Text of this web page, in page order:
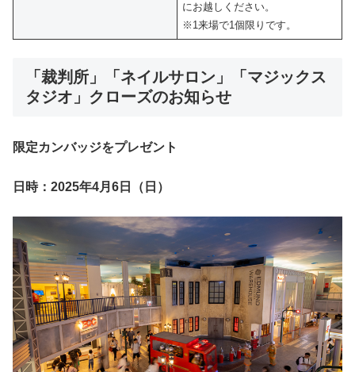
にお越しください。
※1来場で1個限りです。
「裁判所」「ネイルサロン」「マジックス
タジオ」クローズのお知らせ
限定カンバッジをプレゼント
日時：2025年4月6日（日）